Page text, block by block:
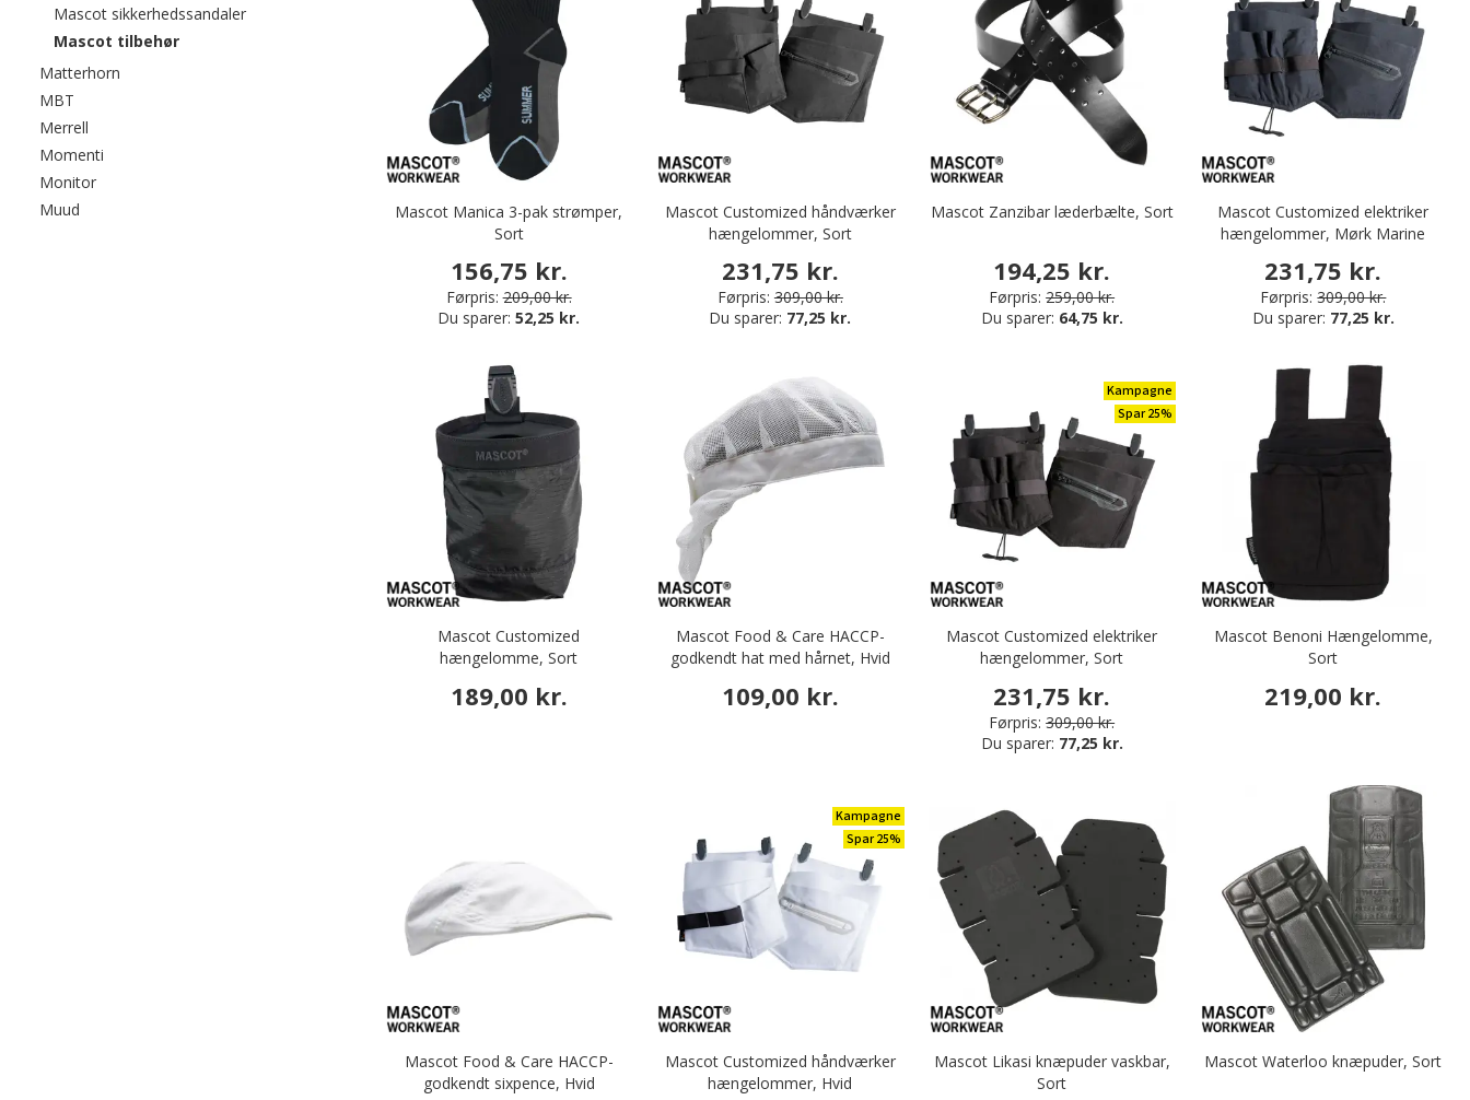
Mascot sikkerhedssandalerFiltrér efter category: Mascot sikkerhedssandaler
Mascot tilbehørvalgte I øjeblikket sorteret efter category: Mascot tilbehør
Matterhorn
MBT
Merrell
Momenti
MonitorFiltrér efter category: Monitor
Muud
Mascot Manica 3-pak strømper,
Sort
156,75 kr.
Førpris: 209,00 kr.
Du sparer:52,25 kr.
Mascot Customized håndværker
hængelommer, Sort
231,75 kr.
Førpris: 309,00 kr.
Du sparer: 77,25 kr.
Mascot Zanzibar læderbælte, Sort
194,25 kr.
Førpris: 259,00 kr.
Du sparer: 64,75 kr.
Mascot Customized elektriker
hængelommer, Mørk Marine
231,75 kr.
Førpris: 309,00 kr.
Du sparer: 77,25 kr.
Mascot Customized
hængelomme, Sort
189,00 kr.
Mascot Food & Care HACCP-
godkendt hat med hårnet, Hvid
109,00 kr.
Kampagne
Spar 25%
Mascot Customized elektriker
hængelommer, Sort
231,75 kr.
Førpris: 309,00 kr.
Du sparer: 77,25 kr.
Mascot Benoni Hængelomme,
Sort
219,00 kr.
Mascot Food & Care HACCP-
godkendt sixpence, Hvid
Kampagne
Spar 25%
Mascot Customized håndværker
hængelommer, Hvid
Mascot Likasi knæpuder vaskbar,
Sort
Mascot Waterloo knæpuder, Sort